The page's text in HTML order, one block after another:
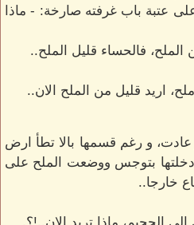
عتبة باب غرفته صارخة: - ماذا
فالحساء قليل الملح..
اريد قليل من الملح الان..
و رغم قسمها بالا تطأ ارض
دخلتها بتوجس ووضعت الملح على
خارجا..